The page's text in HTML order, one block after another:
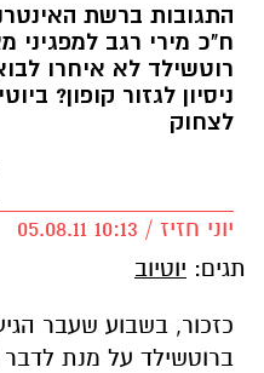
התגובות ברשת
ח"כ מירי רגב
רוטשילד לא איחרו
ניסיון לגזור קופון?
לצחוק
יוני חזיז / 10:13 05.08.11
תגים: יוטיוב
כזכור, בשבוע שעבר
ברוטשילד על מנת לדבר